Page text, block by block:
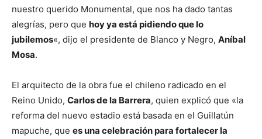
nuestro querido Monumental, que nos ha dado tantas
alegrías, pero que hoy ya está pidiendo que lo
jubilemos«, dijo el presidente de Blanco y Negro, Aníbal
Mosa.
El arquitecto de la obra fue el chileno radicado en el
Reino Unido, Carlos de la Barrera, quien explicó que «la
reforma del nuevo estadio está basada en el Guillatún
mapuche, que es una celebración para fortalecer la